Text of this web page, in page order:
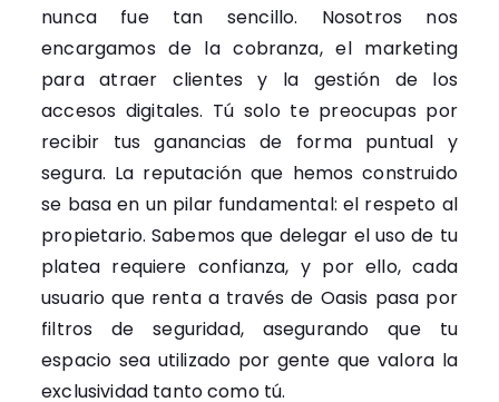
nunca fue tan sencillo. Nosotros nos
encargamos de la cobranza, el marketing
para atraer clientes y la gestión de los
accesos digitales. Tú solo te preocupas por
recibir tus ganancias de forma puntual y
segura. La reputación que hemos construido
se basa en un pilar fundamental: el respeto al
propietario. Sabemos que delegar el uso de tu
platea requiere confianza, y por ello, cada
usuario que renta a través de Oasis pasa por
filtros de seguridad, asegurando que tu
espacio sea utilizado por gente que valora la
exclusividad tanto como tú.